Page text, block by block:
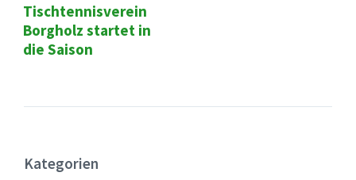
Tischtennisverein
Borgholz startet in
die Saison
Kategorien